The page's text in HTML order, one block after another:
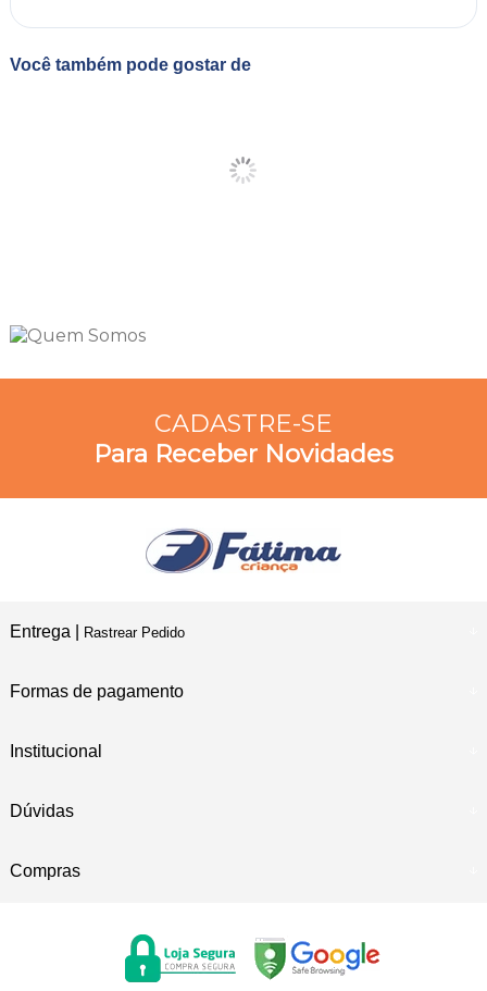
Você também pode gostar de
CADASTRE-SE
Para Receber Novidades
Entrega | Rastrear Pedido
Formas de pagamento
Institucional
Dúvidas
Compras